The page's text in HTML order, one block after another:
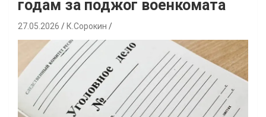
годам за поджог военкомата
27.05.2026 К.Сорокин